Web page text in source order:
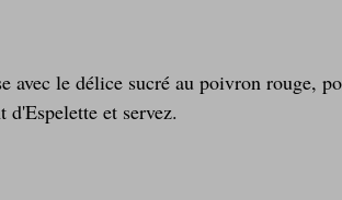
d'Espelette et servez.